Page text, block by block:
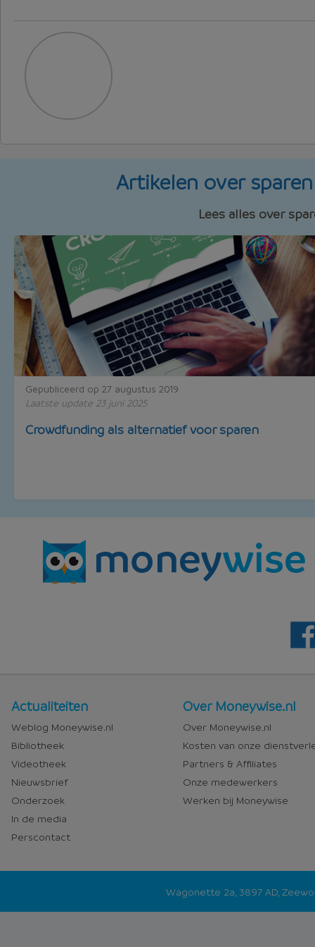
Artikelen over
Lees alles over
Gepubliceerd op 27 augustus 2019
Laatste update 23 juni 2025
Crowdfunding als alternatief voor sparen
Nieuws
en
media
Actualiteiten
Weblog Moneywise.nl
Bibliotheek
Videotheek
Nieuwsbrief
Onderzoek
In de media
Perscontact
Over
Moneywise
Over Moneywise.nl
Over Moneywise.nl
Kosten van onze
Partners & Affiliates
Onze medewerkers
Werken bij Moneywise
Wagonette 2a, 3897 AD,